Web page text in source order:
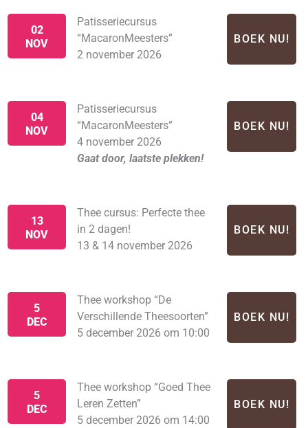
02
NOV
Patisseriecursus
“MacaronMeesters”
2 november 2026
BOEK NU!
04
NOV
Patisseriecursus
“MacaronMeesters”
4 november 2026
Gaat door, laatste plekken!
BOEK NU!
13
NOV
Thee cursus: Perfecte thee
in 2 dagen!
13 & 14 november 2026
BOEK NU!
5
DEC
Thee workshop “De
Verschillende Theesoorten”
5 december 2026 om 10:00
BOEK NU!
5
DEC
Thee workshop “Goed Thee
Leren Zetten”
5 december 2026 om 14:00
BOEK NU!